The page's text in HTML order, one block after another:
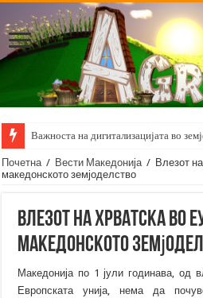
Важноста на дигитализацијата во
Почетна / Вести Македонија / Влезот
македонското земјоделство
Влезот на Хрватска во
македонското
Македонија по 1 јули годинава, од
Европската унија, нема да